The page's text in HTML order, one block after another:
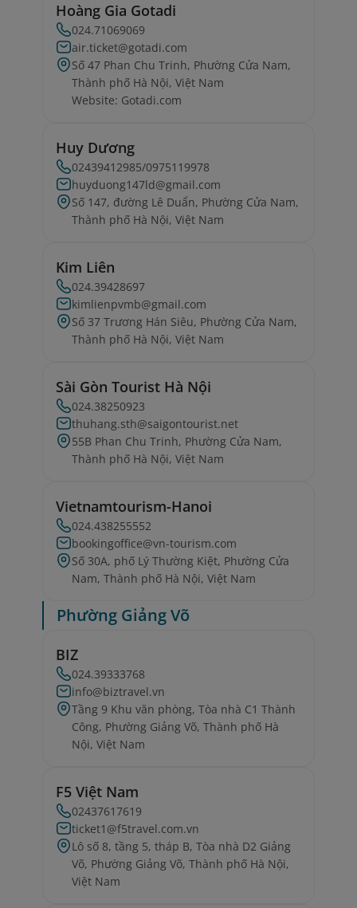
Hoàng Gia Gotadi
024.71069069
air.ticket@gotadi.com
Số 47 Phan Chu Trinh, Phường Cửa Nam,
Thành phố Hà Nội, Việt Nam
Website: Gotadi.com
Huy Dương
02439412985/0975119978
huyduong147ld@gmail.com
Số 147, đường Lê Duẩn, Phường Cửa Nam,
Thành phố Hà Nội, Việt Nam
Kim Liên
024.39428697
kimlienpvmb@gmail.com
Số 37 Trương Hán Siêu, Phường Cửa Nam,
Thành phố Hà Nội, Việt Nam
Sài Gòn Tourist Hà Nội
024.38250923
thuhang.sth@saigontourist.net
55B Phan Chu Trinh, Phường Cửa Nam,
Thành phố Hà Nội, Việt Nam
Vietnamtourism-Hanoi
024.438255552
bookingoffice@vn-tourism.com
Số 30A, phố Lý Thường Kiệt, Phường Cửa
Nam, Thành phố Hà Nội, Việt Nam
Phường Giảng Võ
BIZ
024.39333768
info@biztravel.vn
Tầng 9 Khu văn phòng, Tòa nhà C1 Thành
Công, Phường Giảng Võ, Thành phố Hà
Nội, Việt Nam
F5 Việt Nam
02437617619
ticket1@f5travel.com.vn
Lô số 8, tầng 5, tháp B, Tòa nhà D2 Giảng
Võ, Phường Giảng Võ, Thành phố Hà Nội,
Việt Nam